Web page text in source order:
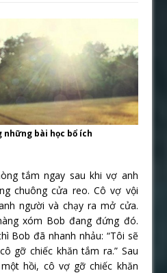
những bài học bổ ích
tắm ngay sau khi vợ anh
chuông cửa reo. Cô vợ vội
người và chạy ra mở cửa.
xóm Bob đang đứng đó.
Bob đã nhanh nhảu: “Tôi sẽ
gỡ chiếc khăn tắm ra.” Sau
hồi, cô vợ gỡ chiếc khăn